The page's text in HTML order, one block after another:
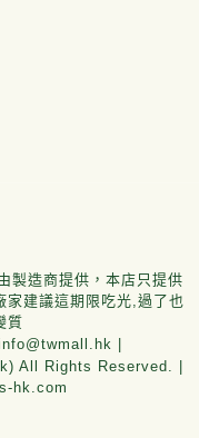
製造商提供，本店只提供
建議這期限吃光,過了也
質
All Rights Reserved. |
hk.com